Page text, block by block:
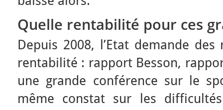
Quelle rentabilité pour ces
Depuis 2008, l’Etat demande
rentabilité : rapport Besson,
une grande conférence sur le
même constat sur les